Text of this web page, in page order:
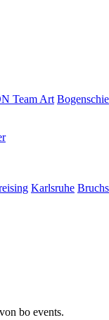
Team Art
Karlsruhe